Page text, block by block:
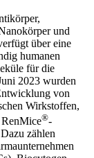
und
über eine
humanen
für die
2023 wurden
von
Wirkstoffen,
®-
zählen